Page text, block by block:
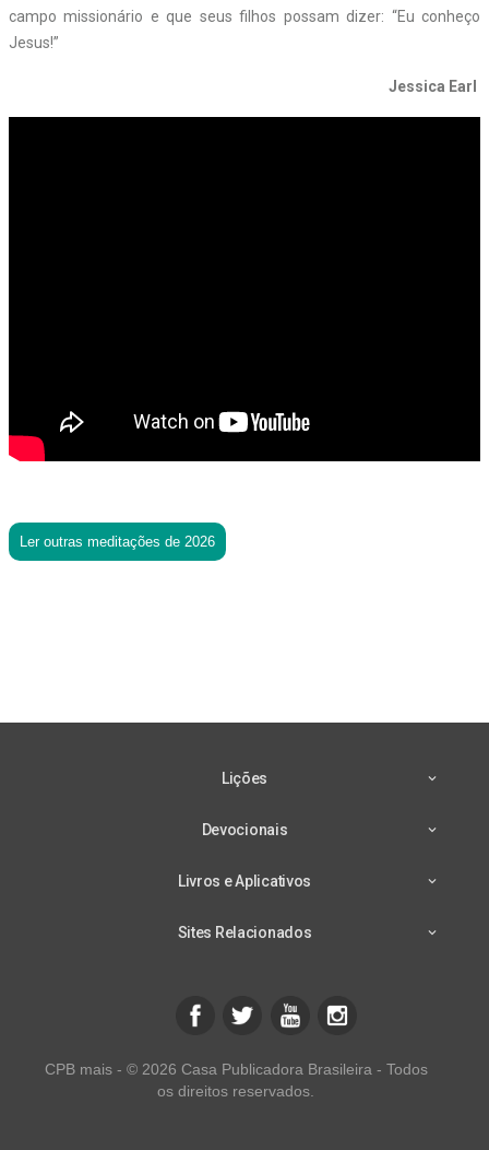
campo missionário e que seus filhos possam dizer: “Eu conheço
Jesus!”
Jessica Earl
Ler outras meditações de 2026
Lições
Devocionais
Livros e Aplicativos
Sites Relacionados
CPB mais - © 2026 Casa Publicadora Brasileira - Todos
os direitos reservados.